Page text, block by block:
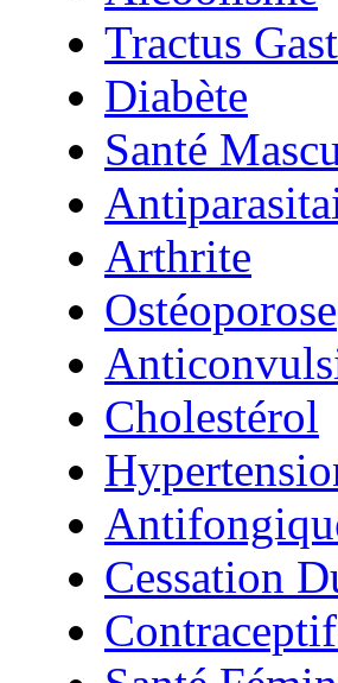
Tractus
Diabète
Santé
Arthrite
Ostéoporose
Cholestérol
Cessation